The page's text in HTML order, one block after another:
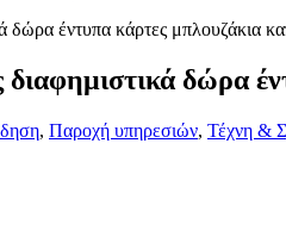
δώρα
, Παροχή υπηρεσιών, Τέχνη &